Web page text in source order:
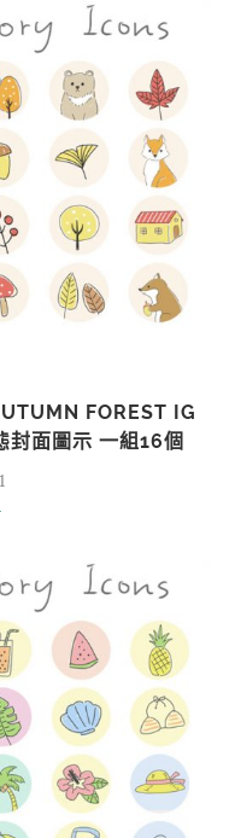
FOREST IG
封面圖示 一組16個